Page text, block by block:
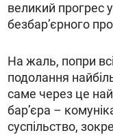
великий прогрес у
безбарʼєрного
На жаль, попри
подолання
саме через це
бар’єра –
суспільство,